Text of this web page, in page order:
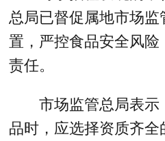
总局已督促属地市场监
置，严控食品安全风
责任。
市场监管总局表示
品时，应选择资质齐